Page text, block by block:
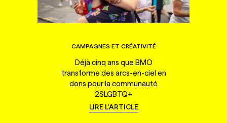
CAMPAGNES ET CRÉATIVITÉ
Déjà cinq ans que BMO
transforme des arcs-en-ciel en
dons pour la communauté
2SLGBTQ+
LIRE L'ARTICLE